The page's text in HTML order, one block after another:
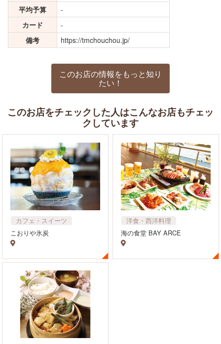
平均予算
-
カード
-
備考
https://tmchouchou.jp/
このお店の情報をもっと知り
たい！
このお店をチェックした人はこんなお店もチェッ
クしています
カフェ・スイーツ
飲食店
こおりや氷炭
洋食・西洋料理
カフェ・スイーツ
ストロ
海の食堂 BAY ARCE